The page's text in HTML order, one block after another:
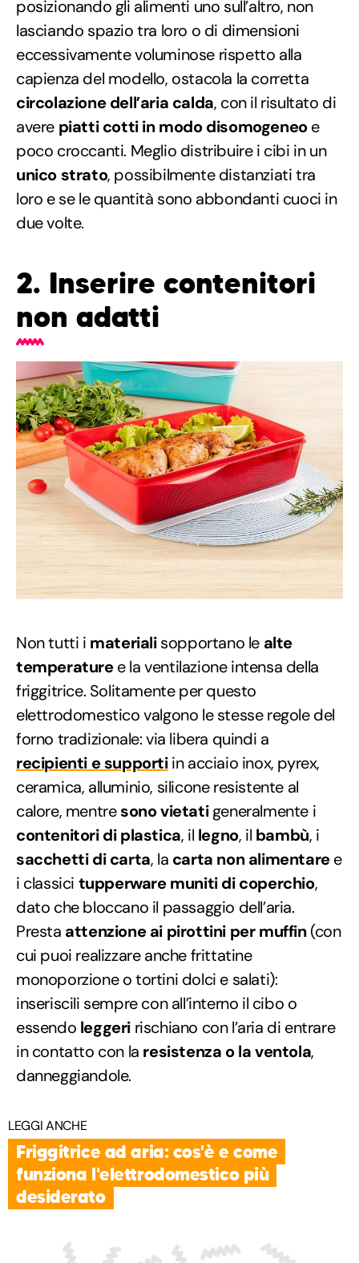
posizionando gli alimenti uno sull’altro, non
lasciando spazio tra loro o di dimensioni
eccessivamente voluminose rispetto alla
capienza del modello, ostacola la corretta
circolazione dell’aria calda, con il risultato di
avere piatti cotti in modo disomogeneoe
poco croccanti. Meglio distribuire i cibi in un
unico strato, possibilmente distanziati tra
loro e se le quantità sono abbondanti cuoci in
due volte.
2. Inserire contenitori
non adatti
Non tutti i materialisopportano le alte
temperaturee la ventilazione intensa della
friggitrice. Solitamente per questo
elettrodomestico valgono le stesse regole del
forno tradizionale: via libera quindi a
recipienti e supportiin acciaio inox, pyrex,
ceramica, alluminio, silicone resistente al
calore, mentresono vietatigeneralmente i
contenitori di plastica, il legno, il bambù, i
sacchetti di carta, la carta non alimentaree
i classici tupperware muniti di coperchio,
dato che bloccano il passaggio dell’aria.
Presta attenzione ai pirottini per muffin(con
cui puoi realizzare anche frittatine
monoporzione o tortini dolci e salati):
inseriscili sempre con all’interno il cibo o
essendo leggeri rischiano con l’aria di entrare
in contatto con la resistenza o la ventola,
danneggiandole.
LEGGI ANCHE
Friggitrice ad aria: cos'è e come
funziona l'elettrodomestico più
desiderato